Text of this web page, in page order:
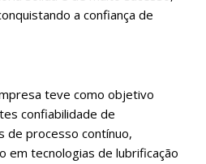
a confiança de
teve como objetivo
confiabilidade de
de processo contínuo,
em tecnologias de lubrificação